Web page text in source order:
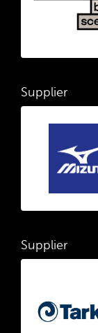
Supplier
Supplier